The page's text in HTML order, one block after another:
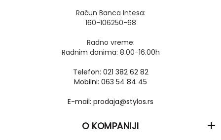
Račun Banca Intesa:
160-106250-68
Radno vreme:
Radnim danima: 8.00-16.00h
Telefon: 021 382 62 82
Mobilni: 063 54 84 45
E-mail: prodaja@stylos.rs
O KOMPANIJI